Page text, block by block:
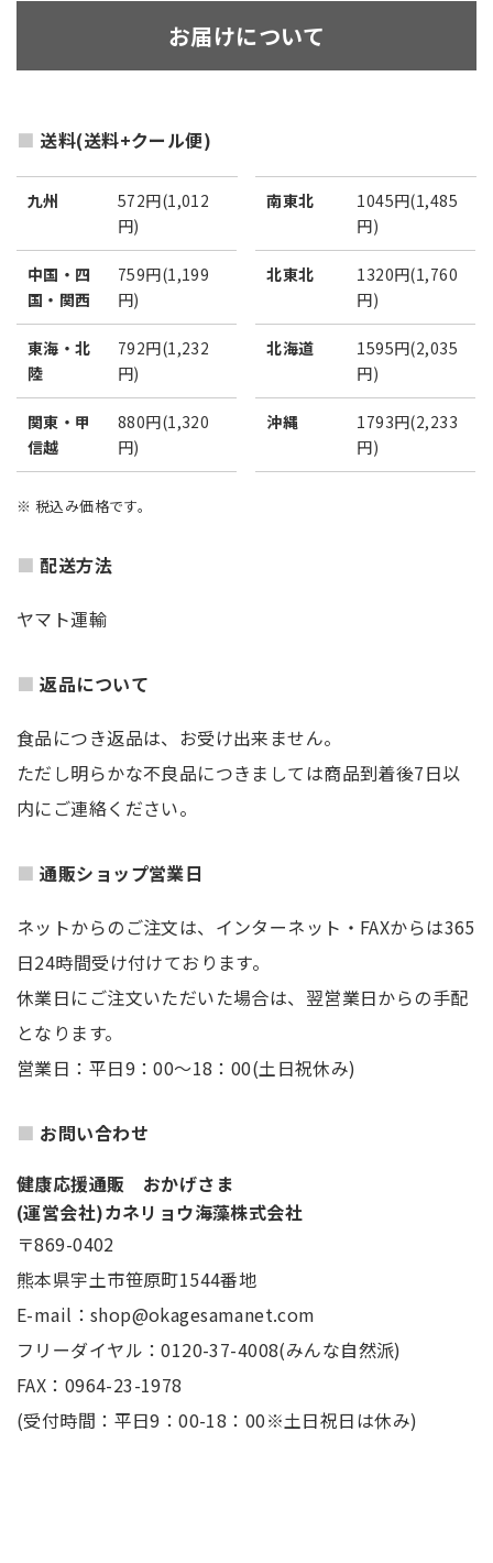
お届けについて
送料(送料+クール便)
九州
572円(1,012
円)
中国・四
国・関西
759円(1,199
円)
東海・北
陸
792円(1,232
円)
関東・甲
信越
880円(1,320
円)
南東北
1045円(1,485
円)
北東北
1320円(1,760
円)
北海道
1595円(2,035
円)
沖縄
1793円(2,233
円)
※ 税込み価格です。
配送方法
ヤマト運輸
返品について
食品につき返品は、お受け出来ません。
ただし明らかな不良品につきましては商品到着後7日以
内にご連絡ください。
通販ショップ営業日
ネットからのご注文は、インターネット・FAXからは365
日24時間受け付けております。
休業日にご注文いただいた場合は、翌営業日からの手配
となります。
営業日：平日9：00～18：00(土日祝休み)
お問い合わせ
健康応援通販 おかげさま
(運営会社)カネリョウ海藻株式会社
〒869-0402
熊本県宇土市笹原町1544番地
E-mail：shop@okagesamanet.com
フリーダイヤル：0120-37-4008(みんな自然派)
FAX：0964-23-1978
(受付時間：平日9：00-18：00※土日祝日は休み)